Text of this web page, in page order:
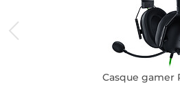
Casque gamer